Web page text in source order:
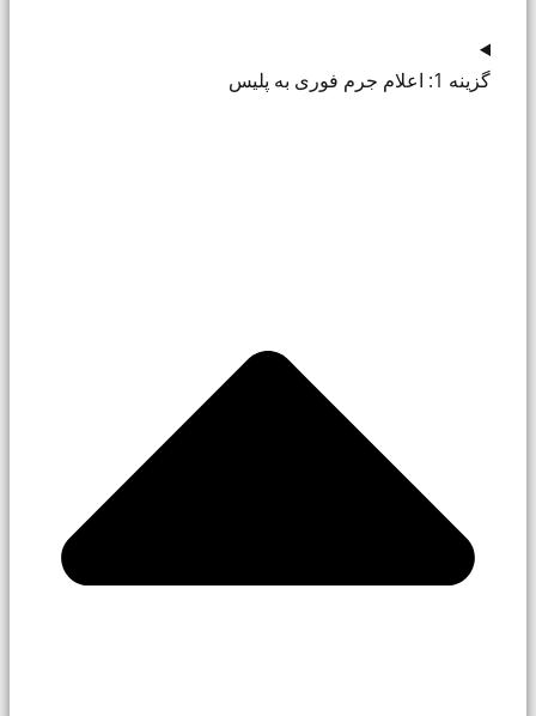
گزینه 1: اعلام جرم فوری به پلیس